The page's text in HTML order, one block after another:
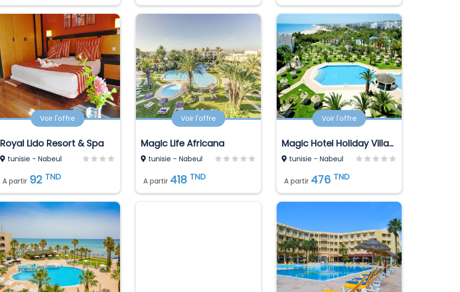
Voir l'offre
Royal Lido Resort & Spa
tunisie - Nabeul
A partir 92 TND
Voir l'offre
Magic Life Africana
tunisie - Nabeul
A partir 418 TND
Voir l'offre
Magic Hotel Holiday Village El Manar
tunisie - Nabeul
A partir 476 TND